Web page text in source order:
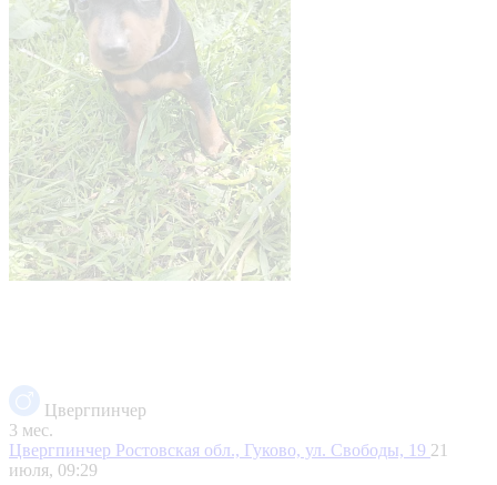
Цвергпинчер
3 мес.
Цвергпинчер Ростовская обл., Гуково, ул. Свободы, 19 21
июля, 09:29